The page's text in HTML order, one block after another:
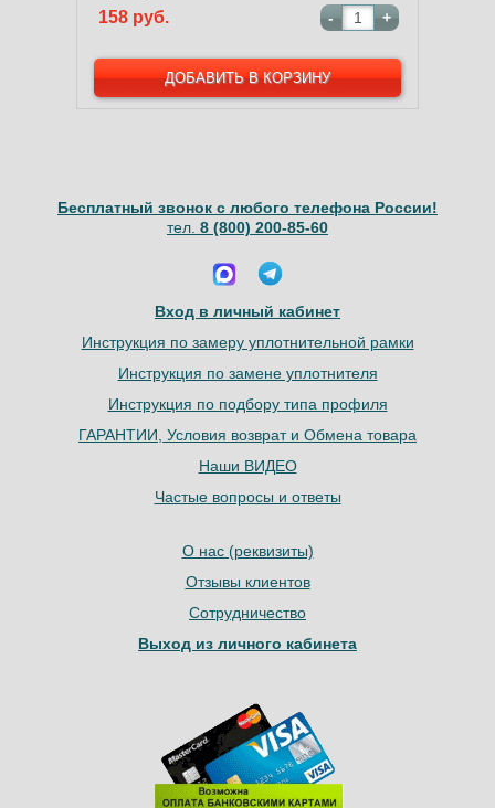
158 руб.
-
+
Бесплатный звонок с любого телефона России!
тел. 8 (800) 200-85-60
Вход в личный кабинет
Инструкция по замеру уплотнительной рамки
Инструкция по замене уплотнителя
Инструкция по подбору типа профиля
ГАРАНТИИ, Условия возврат и Обмена товара
Наши ВИДЕО
Частые вопросы и ответы
О нас (реквизиты)
Отзывы клиентов
Сотрудничество
Выход из личного кабинета